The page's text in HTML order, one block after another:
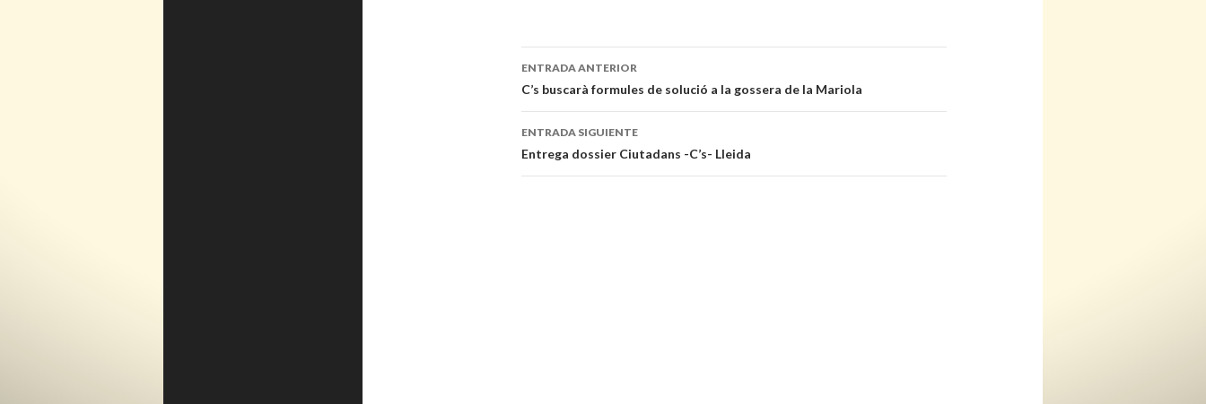
Navegación
de
entradas
ENTRADA ANTERIOR
C’s buscarà formules de solució a la gossera de la Mariola
ENTRADA SIGUIENTE
Entrega dossier Ciutadans -C’s- Lleida